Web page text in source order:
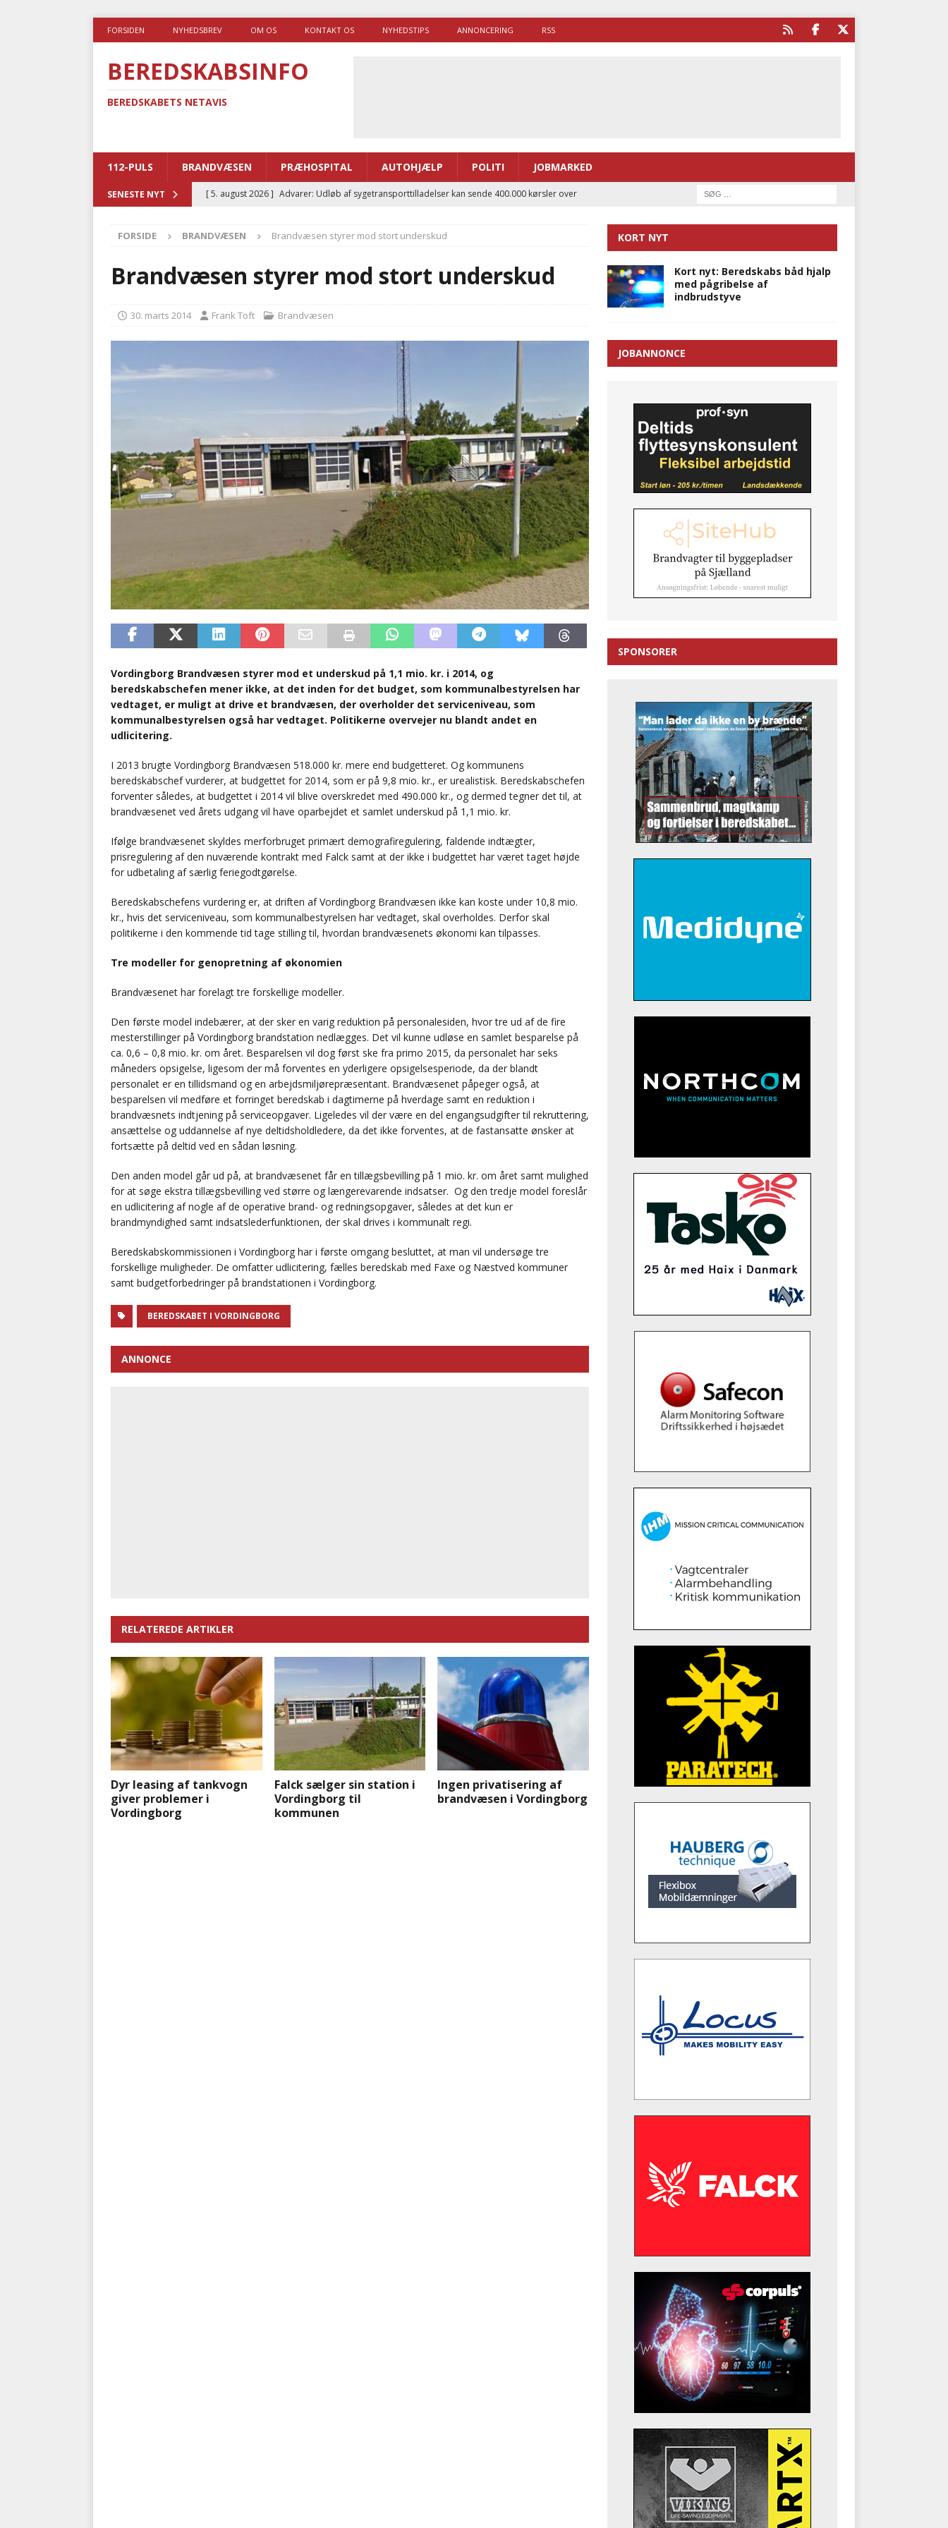
FORSIDEN NYHEDSBREV OM OS KONTAKT OS NYHEDSTIPS ANNONCERING RSS
BEREDSKABSINFO
BEREDSKABETS NETAVIS
112-PULS BRANDVÆSEN PRÆHOSPITAL AUTOHJÆLP POLITI JOBMARKED
SENESTE NYT [ 5. august 2026 ] Advarer: Udløb af sygetransporttilladelser kan sende 400.000 kørsler over
[ 5. august 2026 ] Ny ambulance og el-sygetransportvogn til Samsø
Brandvæsenerne brugte lidt længere tid på at komme af sted i 2025
[ 4. august 2026 ] Ny treårig politiuddannelse skal ruste betjentene til mere kompleks
Brandvæsenernes gennemsnitlige responstid steg med 9 sekunder i 2025
FORSIDE BRANDVÆSEN Brandvæsen styrer mod stort underskud
Brandvæsen styrer mod stort underskud
30. marts 2014 Frank Toft Brandvæsen
Vordingborg Brandvæsen styrer mod et underskud på 1,1 mio. kr. i 2014, og
beredskabschefen mener ikke, at det inden for det budget, som kommunalbestyrelsen har
vedtaget, er muligt at drive et brandvæsen, der overholder det serviceniveau, som
kommunalbestyrelsen også har vedtaget. Politikerne overvejer nu blandt andet en
udlicitering.
I 2013 brugte Vordingborg Brandvæsen 518.000 kr. mere end budgetteret. Og kommunens
beredskabschef vurderer, at budgettet for 2014, som er på 9,8 mio. kr., er urealistisk. Beredskabschefen
forventer således, at budgettet i 2014 vil blive overskredet med 490.000 kr., og dermed tegner det til, at
brandvæsenet ved årets udgang vil have oparbejdet et samlet underskud på 1,1 mio. kr.
Ifølge brandvæsenet skyldes merforbruget primært demografiregulering, faldende indtægter,
prisregulering af den nuværende kontrakt med Falck samt at der ikke i budgettet har været taget højde
for udbetaling af særlig feriegodtgørelse.
Beredskabschefens vurdering er, at driften af Vordingborg Brandvæsen ikke kan koste under 10,8 mio.
kr., hvis det serviceniveau, som kommunalbestyrelsen har vedtaget, skal overholdes. Derfor skal
politikerne i den kommende tid tage stilling til, hvordan brandvæsenets økonomi kan tilpasses.
Tre modeller for genopretning af økonomien
Brandvæsenet har forelagt tre forskellige modeller.
Den første model indebærer, at der sker en varig reduktion på personalesiden, hvor tre ud af de fire
mesterstillinger på Vordingborg brandstation nedlægges. Det vil kunne udløse en samlet besparelse på
ca. 0,6 – 0,8 mio. kr. om året. Besparelsen vil dog først ske fra primo 2015, da personalet har seks
måneders opsigelse, ligesom der må forventes en yderligere opsigelsesperiode, da der blandt
personalet er en tillidsmand og en arbejdsmiljørepræsentant. Brandvæsenet påpeger også, at
besparelsen vil medføre et forringet beredskab i dagtimerne på hverdage samt en reduktion i
brandvæsnets indtjening på serviceopgaver. Ligeledes vil der være en del engangsudgifter til rekruttering,
ansættelse og uddannelse af nye deltidsholdledere, da det ikke forventes, at de fastansatte ønsker at
fortsætte på deltid ved en sådan løsning.
Den anden model går ud på, at brandvæsenet får en tillægsbevilling på 1 mio. kr. om året samt mulighed
for at søge ekstra tillægsbevilling ved større og længerevarende indsatser. Og den tredje model foreslår
en udlicitering af nogle af de operative brand- og redningsopgaver, således at det kun er
brandmyndighed samt indsatslederfunktionen, der skal drives i kommunalt regi.
Beredskabskommissionen i Vordingborg har i første omgang besluttet, at man vil undersøge tre
forskellige muligheder. De omfatter udlicitering, fælles beredskab med Faxe og Næstved kommuner
samt budgetforbedringer på brandstationen i Vordingborg.
BEREDSKABET I VORDINGBORG
ANNONCE
RELATEREDE ARTIKLER
Dyr leasing af tankvogn
giver problemer i
Vordingborg
Falck sælger sin station i
Vordingborg til
kommunen
Ingen privatisering af
brandvæsen i Vordingborg
KORT NYT
Kort nyt: Beredskabs båd hjalp
med pågribelse af
indbrudstyve
JOBANNONCE
SPONSORER